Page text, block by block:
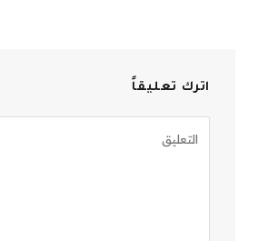
اترك تعليقاً